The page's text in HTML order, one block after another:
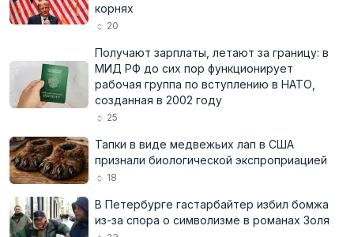
корнях
20
Получают зарплаты, летают за границу: в
МИД РФ до сих пор функционирует
рабочая группа по вступлению в НАТО,
созданная в 2002 году
25
Тапки в виде медвежьих лап в США
признали биологической экспроприацией
18
В Петербурге гастарбайтер избил бомжа
из-за спора о символизме в романах Золя